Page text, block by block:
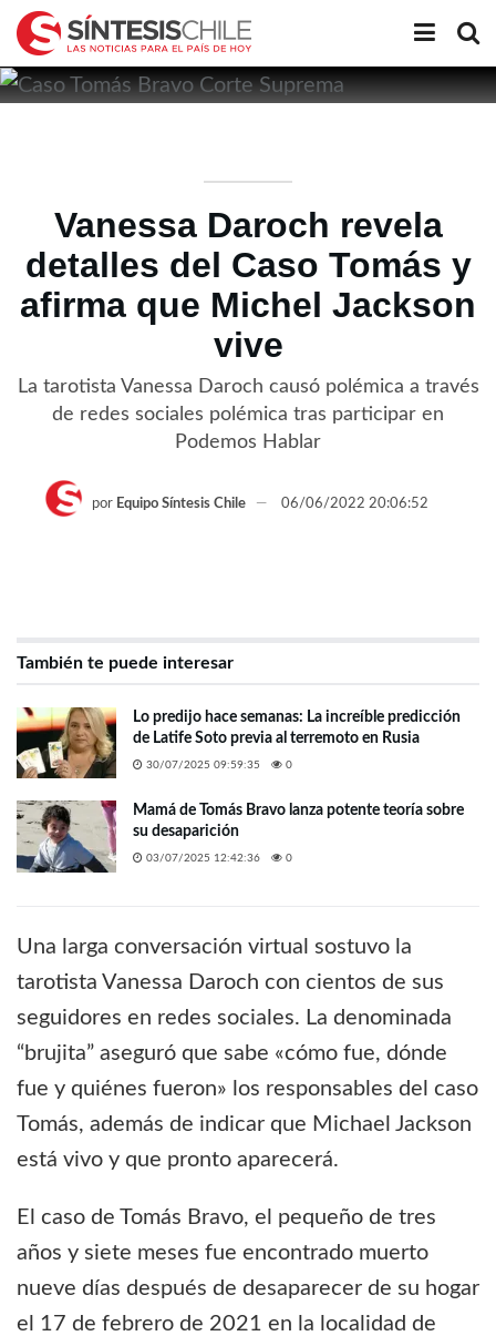
Vanessa Daroch revela
detalles del Caso Tomás y
afirma que Michel Jackson
vive
La tarotista Vanessa Daroch causó polémica a través
de redes sociales polémica tras participar en
Podemos Hablar
por Equipo Síntesis Chile 06/06/2022 20:06:52
También te puede interesar
Lo predijo hace semanas: La increíble predicción
de Latife Soto previa al terremoto en Rusia
30/07/2025 09:59:35 0
Mamá de Tomás Bravo lanza potente teoría sobre
su desaparición
03/07/2025 12:42:36 0
Una larga conversación virtual sostuvo la
tarotista Vanessa Daroch con cientos de sus
seguidores en redes sociales. La denominada
“brujita” aseguró que sabe «cómo fue, dónde
fue y quiénes fueron» los responsables del caso
Tomás, además de indicar que Michael Jackson
está vivo y que pronto aparecerá.
El caso de Tomás Bravo, el pequeño de tres
años y siete meses fue encontrado muerto
nueve días después de desaparecer de su hogar
el 17 de febrero de 2021 en la localidad de